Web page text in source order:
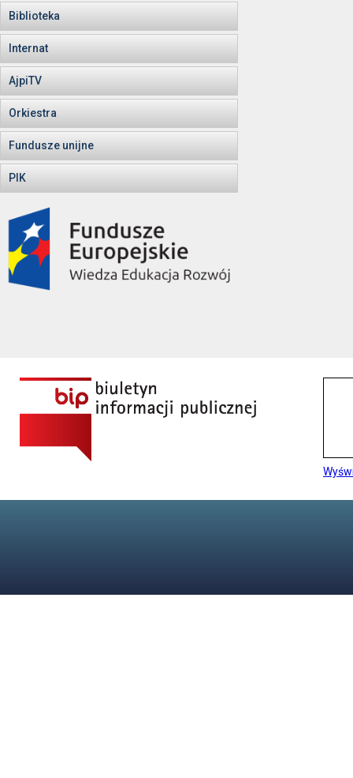
Biblioteka
Internat
AjpiTV
Orkiestra
Fundusze unijne
PIK